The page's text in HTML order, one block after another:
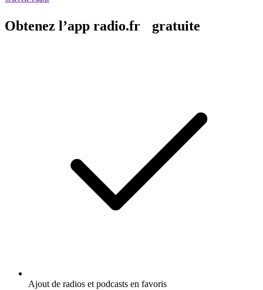
Obtenez l’app radio.fr gratuite
Ajout de radios et podcasts en favoris